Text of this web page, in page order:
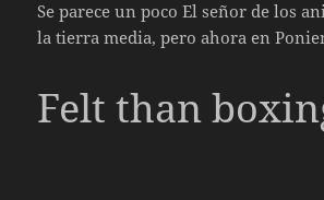
Se parece un poco El señor de los
la tierra media, pero ahora en
Felt than